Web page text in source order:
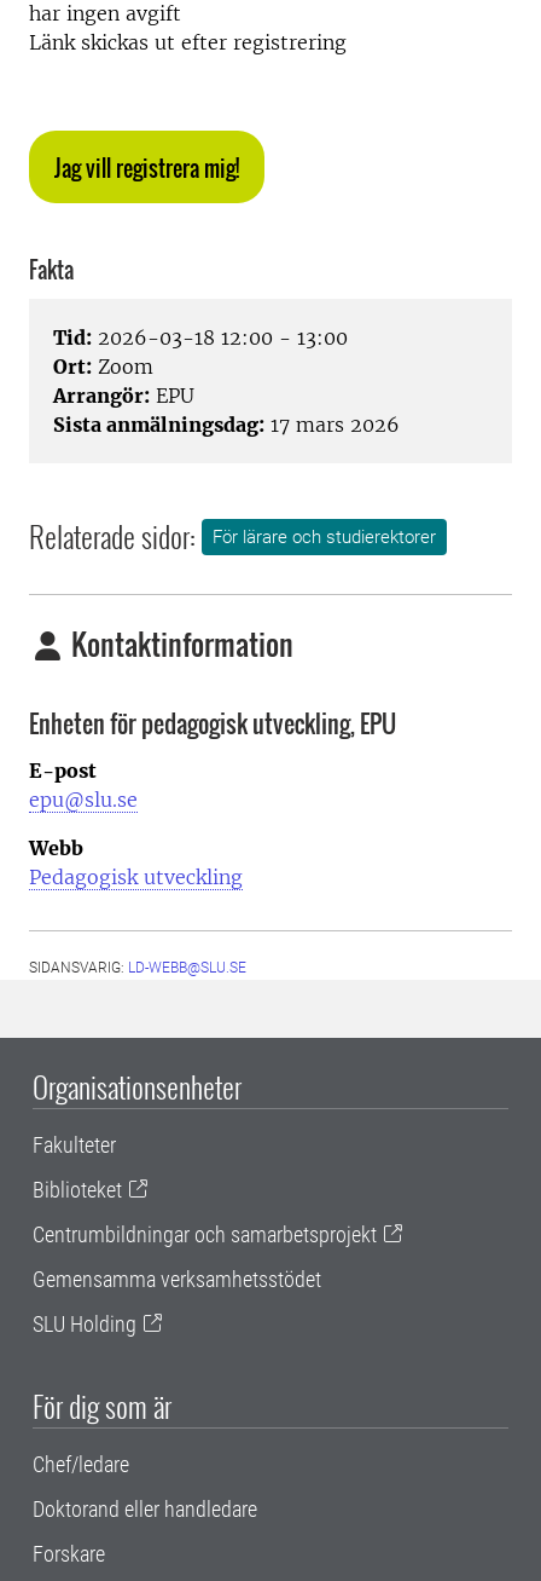
har ingen avgift
Länk skickas ut efter registrering
Jag vill registrera mig!
Fakta
Tid: 2026-03-18 12:00 - 13:00
Ort: Zoom
Arrangör: EPU
Sista anmälningsdag: 17 mars 2026
Relaterade sidor: För lärare och studierektorer
Kontaktinformation
Enheten för pedagogisk utveckling, EPU
E-post
epu@slu.se
Webb
Pedagogisk utveckling
SIDANSVARIG: LD-WEBB@SLU.SE
Organisationsenheter
Fakulteter
Biblioteket
Centrumbildningar och samarbetsprojekt
Gemensamma verksamhetsstödet
SLU Holding
För dig som är
Chef/ledare
Doktorand eller handledare
Forskare